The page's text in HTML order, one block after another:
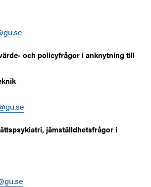
och policyfrågor i anknytning till
jämställdhetsfrågor i